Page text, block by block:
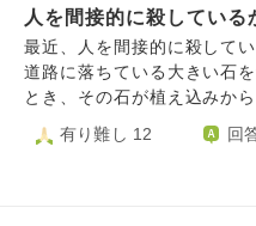
た。 そして、その数日後に
結婚しました。 怒りの余り
に会いたい、好きだなんて
な」とガスライティングされました。 私
ったのです。そしてこのよ
た。全てを失ったのにこの
ちを犯さない、償いをして
大切な家族を傷つけないと
を裏切った事、傷つけた事
て良いのだろうか、大罪を
出て苦しいです。（自業自
が、4ヶ月ほどして自然消失
して体外受精で授かった次
しまったことに後悔してい
が発達してないから、痛み
たことがあります。 辛い思
人を間接的に殺している
最近、人を間接的に殺して
道路に落ちている大きい石
とき、その石が植え込みか
てしまったらどうしようと
しいことなのでしょうか？
有り難し 12 回